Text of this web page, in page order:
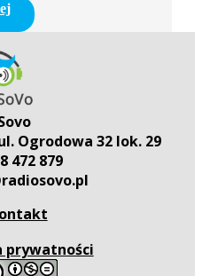
Ogrodowa 32 lok. 29
472 879
prywatności